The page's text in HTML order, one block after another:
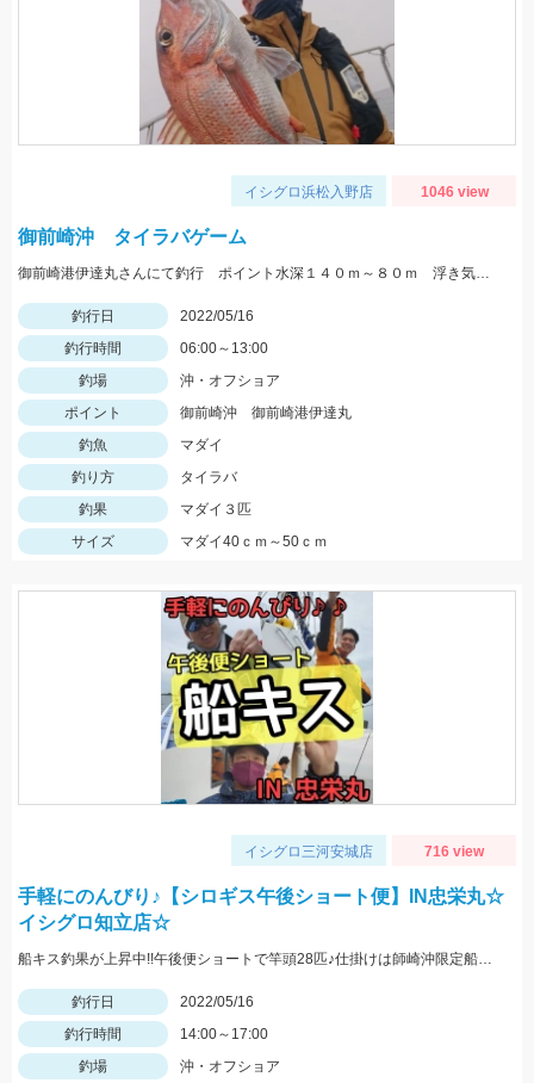
イシグロ浜松入野店 1046 view
御前崎沖 タイラバゲーム
御前崎港伊達丸さんにて釣行 ポイント水深１４０ｍ～８０ｍ 浮き気味のやる気のある真鯛を探す釣り方でした。
釣行日
2022/05/16
釣行時間
06:00～13:00
釣場
沖・オフショア
ポイント
御前崎沖 御前崎港伊達丸
釣魚
マダイ
釣り方
タイラバ
釣果
マダイ３匹
サイズ
マダイ40ｃｍ～50ｃｍ
イシグロ三河安城店 716 view
手軽にのんびり♪【シロギス午後ショート便】IN忠栄丸☆
イシグロ知立店☆
船キス釣果が上昇中!!午後便ショートで竿頭28匹♪仕掛けは師崎沖限定船キス仕掛け7号です♪
釣行日
2022/05/16
釣行時間
14:00～17:00
釣場
沖・オフショア